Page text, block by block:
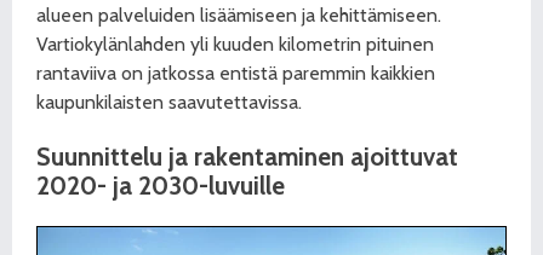
alueen palveluiden lisäämiseen ja kehittämiseen.
Vartiokylänlahden yli kuuden kilometrin pituinen
rantaviiva on jatkossa entistä paremmin kaikkien
kaupunkilaisten saavutettavissa.
Suunnittelu ja rakentaminen ajoittuvat
2020- ja 2030-luvuille